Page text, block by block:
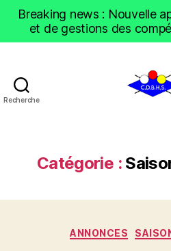
Breaking news : Nouvelle
et de gestions des
Recherche
Catégorie :
ANNONCES